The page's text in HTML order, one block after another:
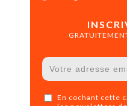
En cochant cette